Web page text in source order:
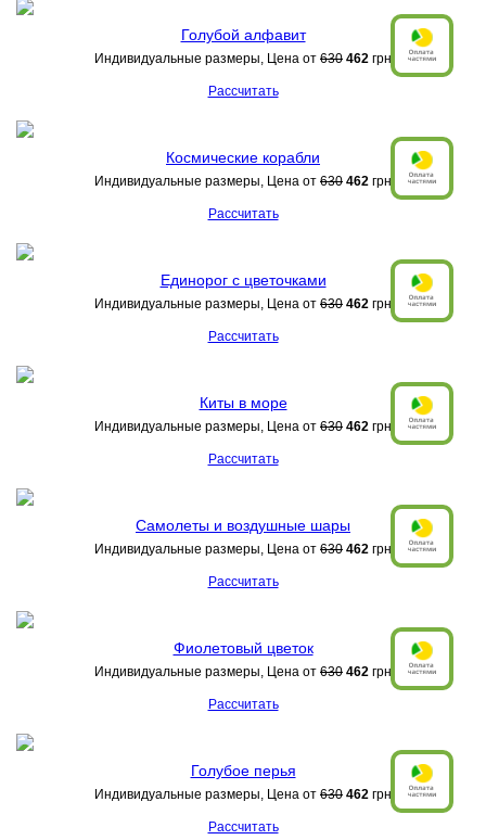
Голубой алфавит
Индивидуальные размеры, Цена от 630 462 грн
Рассчитать
Космические корабли
Индивидуальные размеры, Цена от 630 462 грн
Рассчитать
Единорог с цветочками
Индивидуальные размеры, Цена от 630 462 грн
Рассчитать
Киты в море
Индивидуальные размеры, Цена от 630 462 грн
Рассчитать
Самолеты и воздушные шары
Индивидуальные размеры, Цена от 630 462 грн
Рассчитать
Фиолетовый цветок
Индивидуальные размеры, Цена от 630 462 грн
Рассчитать
Голубое перья
Индивидуальные размеры, Цена от 630 462 грн
Рассчитать